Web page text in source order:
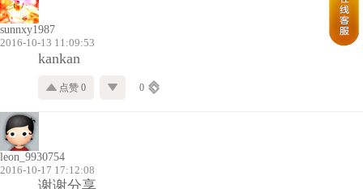
sunnxy1987
2016-10-13 11:09:53
kankan
点赞 0 0
leon_9930754
2016-10-17 17:12:08
谢谢分享